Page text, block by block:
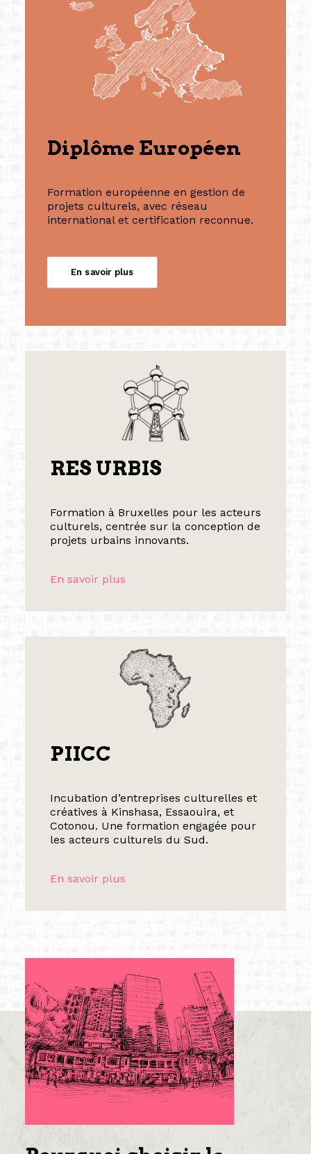
Diplôme Européen
Formation européenne en gestion de
projets culturels, avec réseau
international et certification reconnue.
En savoir plus
RES URBIS
Formation à Bruxelles pour les acteurs
culturels, centrée sur la conception de
projets urbains innovants.
En savoir plus
PIICC
Incubation d’entreprises culturelles et
créatives à Kinshasa, Essaouira, et
Cotonou. Une formation engagée pour
les acteurs culturels du Sud.
En savoir plus